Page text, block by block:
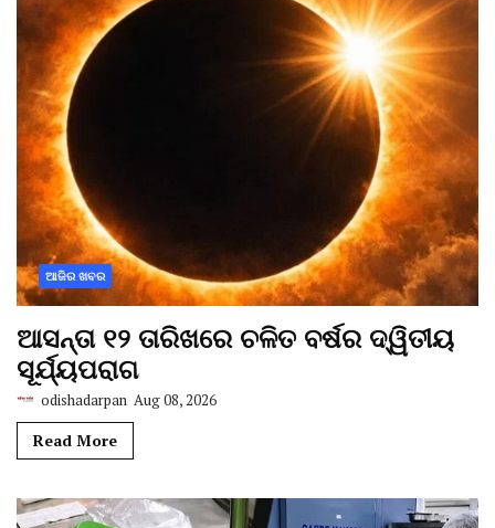
ଆଜିର ଖବର
ଆସନ୍ତା ୧୨ ତାରିଖରେ ଚଳିତ ବର୍ଷର ଦ୍ୱିତୀୟ
ସୂର୍ଯ୍ୟପରାଗ
odishadarpan Aug 08, 2026
Read More